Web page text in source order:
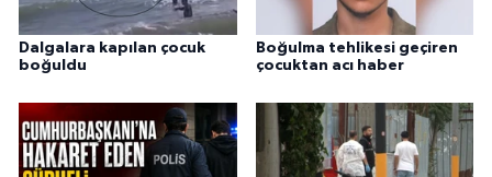
Dalgalara kapılan çocuk
boğuldu
Boğulma tehlikesi geçiren
çocuktan acı haber